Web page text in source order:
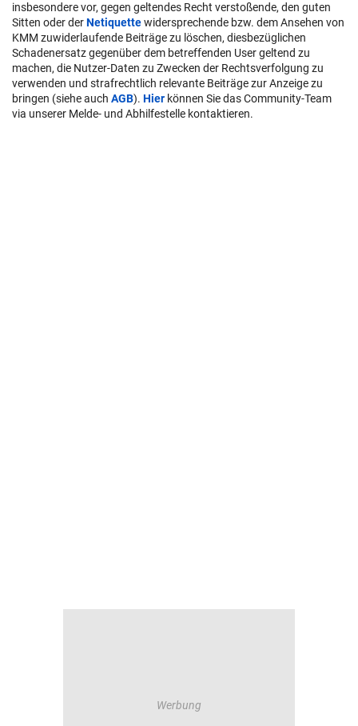
insbesondere vor, gegen geltendes Recht verstoßende, den guten
Sitten oder derNetiquettewidersprechende bzw. dem Ansehen von
KMM zuwiderlaufende Beiträge zu löschen, diesbezüglichen
Schadenersatz gegenüber dem betreffenden User geltend zu
machen, die Nutzer-Daten zu Zwecken der Rechtsverfolgung zu
verwenden und strafrechtlich relevante Beiträge zur Anzeige zu
bringen (siehe auch AGB). Hier können Sie das Community-Team
via unserer Melde- und Abhilfestelle kontaktieren.